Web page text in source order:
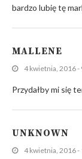
bardzo lubię tę
MALLENE
4 kwietnia, 2016 -
Przydałby mi się
UNKNOWN
4 kwietnia, 2016 -